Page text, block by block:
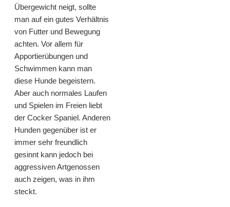
Übergewicht neigt, sollte
man auf ein gutes Verhältnis
von Futter und Bewegung
achten. Vor allem für
Apportierübungen und
Schwimmen kann man
diese Hunde begeistern.
Aber auch normales Laufen
und Spielen im Freien liebt
der Cocker Spaniel. Anderen
Hunden gegenüber ist er
immer sehr freundlich
gesinnt kann jedoch bei
aggressiven Artgenossen
auch zeigen, was in ihm
steckt.